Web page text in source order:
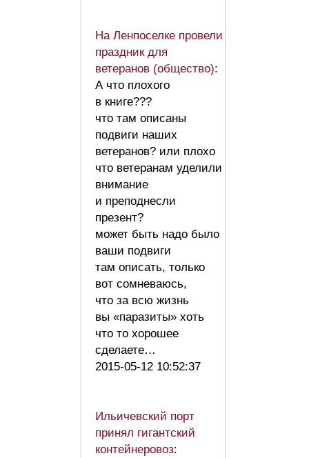
На Ленпоселке провели
праздник для
ветеранов (общество):
А что плохого
в книге???
что там описаны
подвиги наших
ветеранов? или плохо
что ветеранам уделили
внимание
и преподнесли
презент?
может быть надо было
ваши подвиги
там описать, только
вот сомневаюсь,
что за всю жизнь
вы «паразиты» хоть
что то хорошее
сделаете…
2015-05-12 10:52:37
Ильичевский порт
принял гигантский
контейнеровоз: